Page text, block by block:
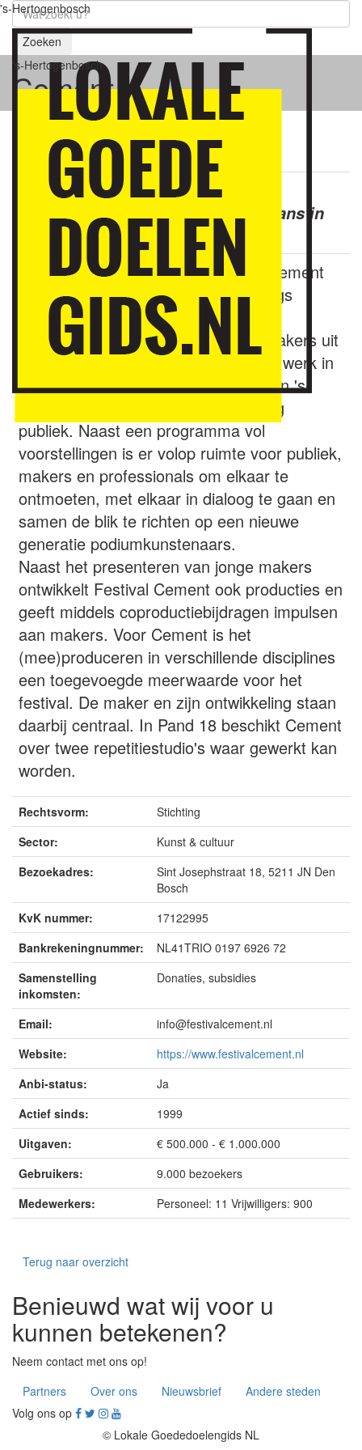
's-Hertogenbosch
's-Hertogenbosch
Zoeken
Cement
Festival Cement, podium voor
talentontwikkeling in theater en dans in
‘s-Hertogenbosch.
Elk jaar in maart trakteert Festival Cement
’s-Hertogenbosch op een negendaags
festival vol spannende theater- en
dansvoorstellingen. Zo’n 20 jonge makers uit
Nederland en Vlaanderen tonen hun werk in
90 voorstellingen op allerlei plekken in 's-
Hertogenbosch aan een nieuwsgierig
publiek. Naast een programma vol
voorstellingen is er volop ruimte voor publiek,
makers en professionals om elkaar te
ontmoeten, met elkaar in dialoog te gaan en
samen de blik te richten op een nieuwe
generatie podiumkunstenaars.
Naast het presenteren van jonge makers
ontwikkelt Festival Cement ook producties en
geeft middels coproductiebijdragen impulsen
aan makers. Voor Cement is het
(mee)produceren in verschillende disciplines
een toegevoegde meerwaarde voor het
festival. De maker en zijn ontwikkeling staan
daarbij centraal. In Pand 18 beschikt Cement
over twee repetitiestudio's waar gewerkt kan
worden.
Rechtsvorm:
Stichting
Sector:
Kunst & cultuur
Bezoekadres:
Sint Josephstraat 18, 5211 JN Den
Bosch
KvK nummer:
17122995
Bankrekeningnummer:
NL41TRIO 0197 6926 72
Samenstelling
inkomsten:
Donaties, subsidies
Email:
info@festivalcement.nl
Website:
https://www.festivalcement.nl
Anbi-status:
Ja
Actief sinds:
1999
Uitgaven:
€ 500.000 - € 1.000.000
Gebruikers:
9.000 bezoekers
Medewerkers:
Personeel: 11 Vrijwilligers: 900
Terug naar overzicht
Benieuwd wat wij voor u
kunnen betekenen?
Neem contact met ons op!
Partners
Over ons Nieuwsbrief
Andere steden
Volg ons op
© Lokale Goededoelengids NL